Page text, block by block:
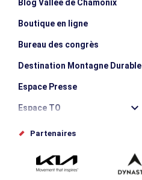
Blog Vallée de Chamonix
Boutique en ligne
Bureau des congrès
Destination Montagne Durable
Espace Presse
Espace TO
Offices de tourisme
Proposez votre évènement
Partenaires